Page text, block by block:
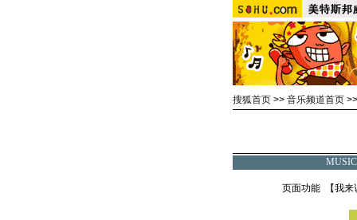
搜狐首页 >> 音乐频道首页
页面功能 【我来